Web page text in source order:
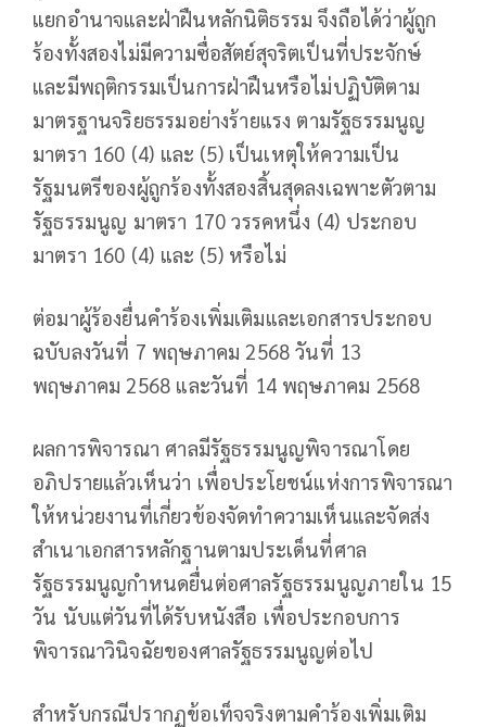
แยกอำนาจและฝ่าฝืนหลักนิติธรรม จึงถือได้ว่าผู้ถูก
ร้องทั้งสองไม่มีความซื่อสัตย์สุจริตเป็นที่ประจักษ์
และมีพฤติกรรมเป็นการฝ่าฝืนหรือไม่ปฏิบัติตาม
มาตรฐานจริยธรรมอย่างร้ายแรง ตามรัฐธรรมนูญ
มาตรา 160 (4) และ (5) เป็นเหตุให้ความเป็น
รัฐมนตรีของผู้ถูกร้องทั้งสองสิ้นสุดลงเฉพาะตัวตาม
รัฐธรรมนูญ มาตรา 170 วรรคหนึ่ง (4) ประกอบ
มาตรา 160 (4) และ (5) หรือไม่
ต่อมาผู้ร้องยื่นคำร้องเพิ่มเติมและเอกสารประกอบ
ฉบับลงวันที่ 7 พฤษภาคม 2568 วันที่ 13
พฤษภาคม 2568 และวันที่ 14 พฤษภาคม 2568
ผลการพิจารณา ศาลมีรัฐธรรมนูญพิจารณาโดย
อภิปรายแล้วเห็นว่า เพื่อประโยชน์แห่งการพิจารณา
ให้หน่วยงานที่เกี่ยวข้องจัดทำความเห็นและจัดส่ง
สำเนาเอกสารหลักฐานตามประเด็นที่ศาล
รัฐธรรมนูญกำหนดยื่นต่อศาลรัฐธรรมนูญภายใน 15
วัน นับแต่วันที่ได้รับหนังสือ เพื่อประกอบการ
พิจารณาวินิจฉัยของศาลรัฐธรรมนูญต่อไป
สำหรับกรณีปรากฏข้อเท็จจริงตามคำร้องเพิ่มเติม